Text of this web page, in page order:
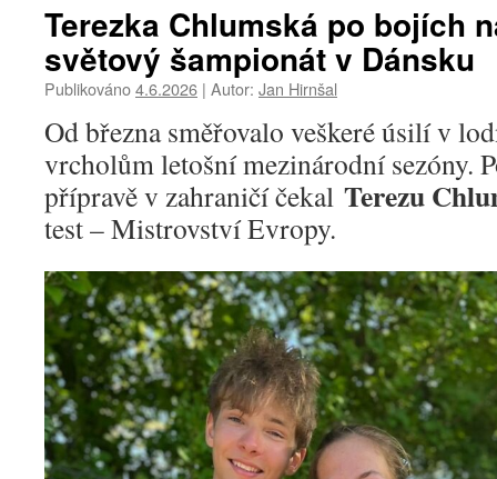
Terezka Chlumská po bojích
světový šampionát v Dánsku
Publikováno4.6.2026 | Autor: Jan Hirnšal
Od března směřovalo veškeré úsilí v
vrcholům letošní mezinárodní sezóny.
přípravě v zahraničí čekal Terezu
test – Mistrovství Evropy.